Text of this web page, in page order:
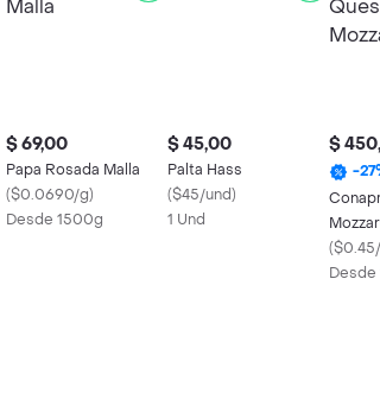
$ 69,00
Papa Rosada Malla
($0.0690/g)
Desde 1500g
$ 45,00
Palta Hass
($45/und)
1 Und
$
-27
(
Desde